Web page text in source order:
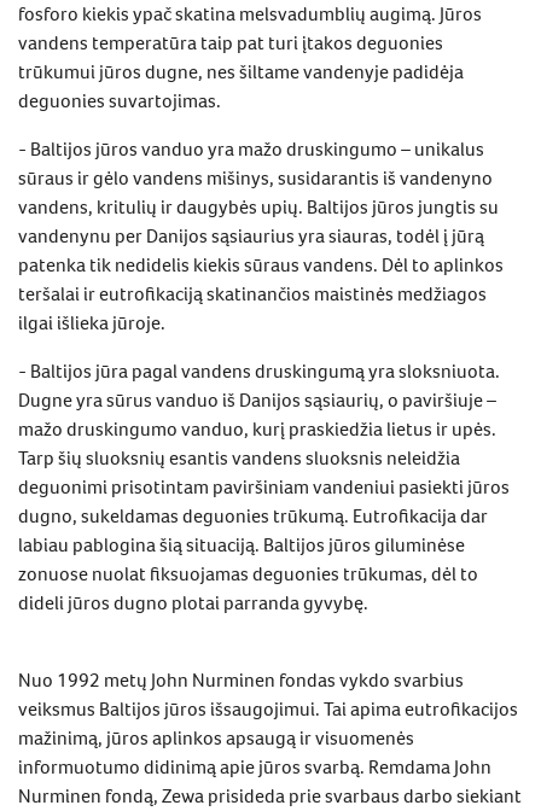
fosforo kiekis ypač skatina melsvadumblių augimą. Jūros
vandens temperatūra taip pat turi įtakos deguonies
trūkumui jūros dugne, nes šiltame vandenyje padidėja
deguonies suvartojimas.
- Baltijos jūros vanduo yra mažo druskingumo – unikalus
sūraus ir gėlo vandens mišinys, susidarantis iš vandenyno
vandens, kritulių ir daugybės upių. Baltijos jūros jungtis su
vandenynu per Danijos sąsiaurius yra siauras, todėl į jūrą
patenka tik nedidelis kiekis sūraus vandens. Dėl to aplinkos
teršalai ir eutrofikaciją skatinančios maistinės medžiagos
ilgai išlieka jūroje.
- Baltijos jūra pagal vandens druskingumą yra sloksniuota.
Dugne yra sūrus vanduo iš Danijos sąsiaurių, o paviršiuje –
mažo druskingumo vanduo, kurį praskiedžia lietus ir upės.
Tarp šių sluoksnių esantis vandens sluoksnis neleidžia
deguonimi prisotintam paviršiniam vandeniui pasiekti jūros
dugno, sukeldamas deguonies trūkumą. Eutrofikacija dar
labiau pablogina šią situaciją. Baltijos jūros giluminėse
zonuose nuolat fiksuojamas deguonies trūkumas, dėl to
dideli jūros dugno plotai parranda gyvybę.
Nuo 1992 metų John Nurminen fondas vykdo svarbius
veiksmus Baltijos jūros išsaugojimui. Tai apima eutrofikacijos
mažinimą, jūros aplinkos apsaugą ir visuomenės
informuotumo didinimą apie jūros svarbą. Remdama John
Nurminen fondą, Zewa prisideda prie svarbaus darbo siekiant